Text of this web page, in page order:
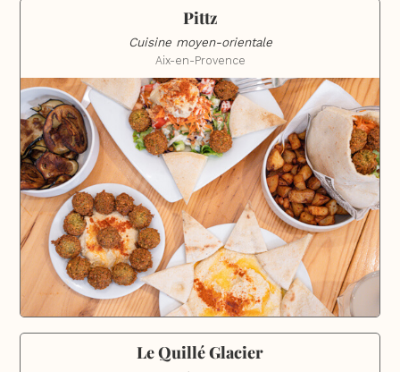
Pittz
Cuisine moyen-orientale
Aix-en-Provence
Le Quillé Glacier